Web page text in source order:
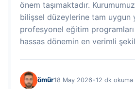
önem taşımaktadır.
bilişsel düzeylerine tam uygun
profesyonel eğitim
hassas dönemin en verimli
ömür18 May 2026 •12 dk okuma